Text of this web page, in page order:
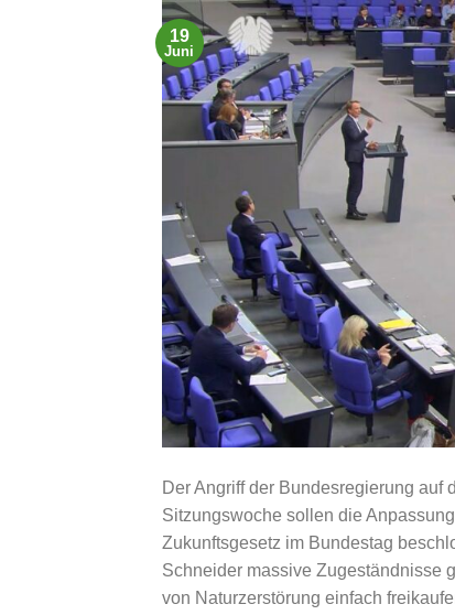
19
Juni
Der Angriff der Bundesregierung auf
Sitzungswoche sollen die
Zukunftsgesetz im Bundestag
Schneider massive Zugeständnisse
von Naturzerstörung einfach